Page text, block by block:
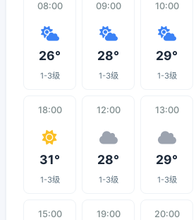
08:00
26°
1-3级
09:00
28°
1-3级
10:00
29°
1-3级
18:00
31°
1-3级
12:00
28°
1-3级
13:00
29°
1-3级
15:00 19:00 20:00